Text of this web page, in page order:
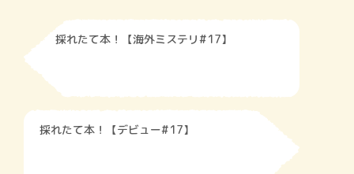
採れたて本！【海外ミステリ#17】
採れたて本！【デビュー#17】